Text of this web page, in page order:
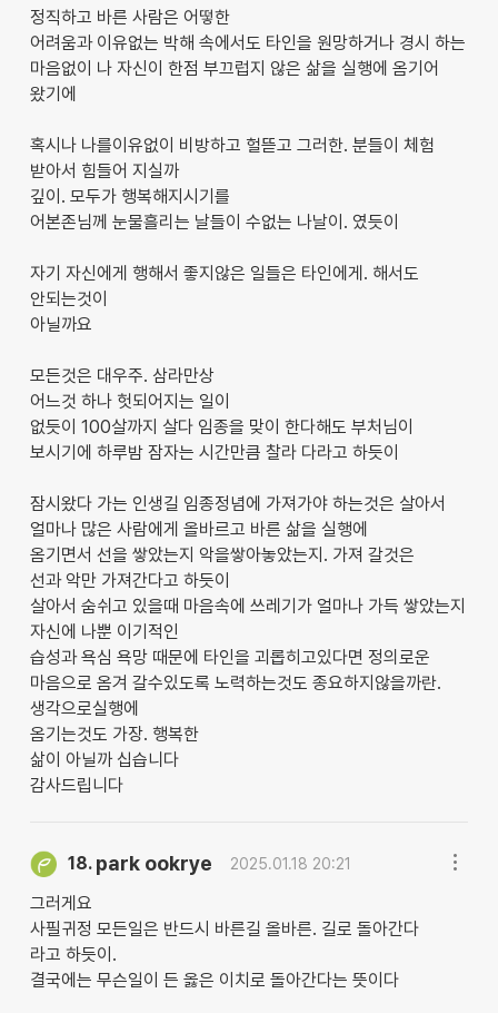
정직하고 바른 사람은 어떻한
어려움과 이유없는 박해 속에서도 타인을 원망하거나 경시 하는
마음없이 나 자신이 한점 부끄럽지 않은 삶을 실행에 옴기어
왔기에
혹시나 나를이유없이 비방하고 헐뜯고 그러한. 분들이 체험
받아서 힘들어 지실까
깊이. 모두가 행복해지시기를
어본존님께 눈물흘리는 날들이 수없는 나날이. 였듯이
자기 자신에게 행해서 좋지않은 일들은 타인에게. 해서도
안되는것이
아닐까요
모든것은 대우주. 삼라만상
어느것 하나 헛되어지는 일이
없듯이 100살까지 살다 임종을 맞이 한다해도 부처님이
보시기에 하루밤 잠자는 시간만큼 찰라 다라고 하듯이
잠시왔다 가는 인생길 임종정념에 가져가야 하는것은 살아서
얼마나 많은 사람에게 올바르고 바른 삶을 실행에
옴기면서 선을 쌓았는지 악을쌓아놓았는지. 가져 갈것은
선과 악만 가져간다고 하듯이
살아서 숨쉬고 있을때 마음속에 쓰레기가 얼마나 가득 쌓았는지
자신에 나뿐 이기적인
습성과 욕심 욕망 때문에 타인을 괴롭히고있다면 정의로운
마음으로 옴겨 갈수있도록 노력하는것도 종요하지않을까란.
생각으로실행에
옴기는것도 가장. 행복한
삶이 아닐까 십습니다
감사드립니다
18. park ookrye 2025.01.18 20:21
그러게요
사필귀정 모든일은 반드시 바른길 올바른. 길로 돌아간다
라고 하듯이.
결국에는 무슨일이 든 옳은 이치로 돌아간다는 뜻이다